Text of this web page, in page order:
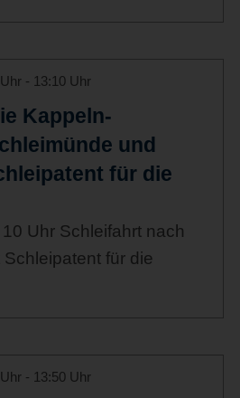
- 13:10 Uhr
Kappeln-
und
für die
Uhr Schleifahrt nach
für die
- 13:50 Uhr